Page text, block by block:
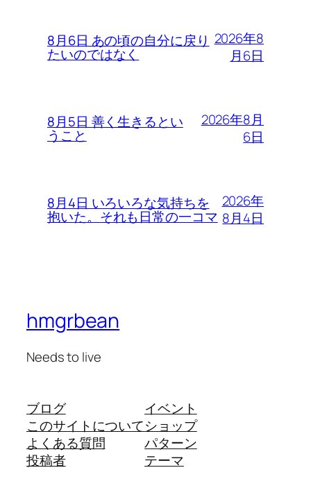
8月6日 あの頃の自分に戻り
たいのではなく
2026年8
月6日
8月5日 善く生きるとい
うこと
2026年8月
6日
8月4日 いろいろな気持ちを
抱いた。それも日常の一コマ
2026年
8月4日
hmgrbean
Needs to live
ブログ
このサイトについて
よくある質問
投稿者
イベント
ショップ
パターン
テーマ